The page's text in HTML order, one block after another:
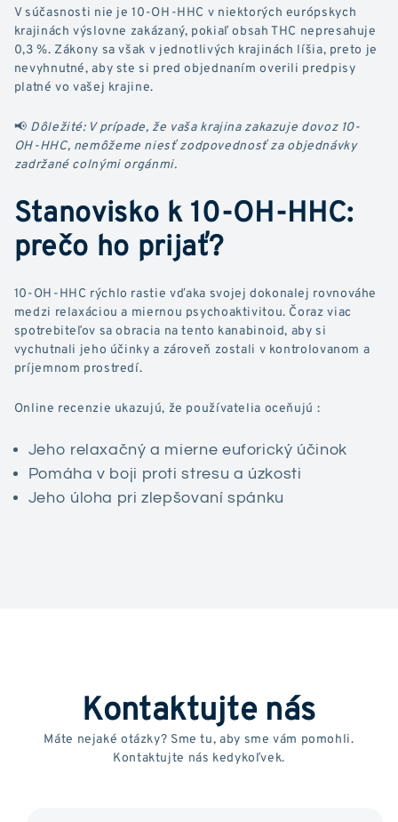
V súčasnosti nie je 10-OH-HHC v niektorých európskych
krajinách výslovne zakázaný, pokiaľ obsah THC nepresahuje
0,3 %. Zákony sa však v jednotlivých krajinách líšia, preto je
nevyhnutné, aby ste si pred objednaním overili predpisy
platné vo vašej krajine.
📢 Dôležité: V prípade, že vaša krajina zakazuje dovoz 10-
OH-HHC, nemôžeme niesť zodpovednosť za objednávky
zadržané colnými orgánmi.
Stanovisko k 10-OH-HHC:
prečo ho prijať?
10-OH-HHC rýchlo rastie vďaka svojej dokonalej rovnováhe
medzi relaxáciou a miernou psychoaktivitou. Čoraz viac
spotrebiteľov sa obracia na tento kanabinoid, aby si
vychutnali jeho účinky a zároveň zostali v kontrolovanom a
príjemnom prostredí.
Online recenzie ukazujú, že používatelia oceňujú :
Jeho relaxačný a mierne euforický účinok
Pomáha v boji proti stresu a úzkosti
Jeho úloha pri zlepšovaní spánku
Kontaktujte nás
Máte nejaké otázky? Sme tu, aby sme vám pomohli.
Kontaktujte nás kedykoľvek.